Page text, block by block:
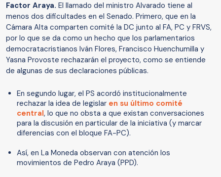
Factor Araya. El llamado del ministro Alvarado tiene al
menos dos dificultades en el Senado. Primero, que en la
Cámara Alta comparten comité la DC junto al FA, PC y FRVS,
por lo que se da como un hecho que los parlamentarios
democratacristianos Iván Flores, Francisco Huenchumilla y
Yasna Provoste rechazarán el proyecto, como se entiende
de algunas de sus declaraciones públicas.
En segundo lugar, el PS acordó institucionalmente
rechazar la idea de legislar en su último comité
central, lo que no obsta a que existan conversaciones
para la discusión en particular de la iniciativa (y marcar
diferencias con el bloque FA-PC).
Así, en La Moneda observan con atención los
movimientos de Pedro Araya (PPD).